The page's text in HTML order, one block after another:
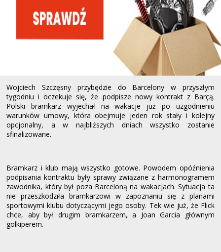
Wojciech Szczęsny przybędzie do Barcelony w przyszłym
tygodniu i oczekuje się, że podpisze nowy kontrakt z Barçą.
Polski bramkarz wyjechał na wakacje już po uzgodnieniu
warunków umowy, która obejmuje jeden rok stały i kolejny
opcjonalny, a w najbliższych dniach wszystko zostanie
sfinalizowane.
Bramkarz i klub mają wszystko gotowe. Powodem opóźnienia
podpisania kontraktu były sprawy związane z harmonogramem
zawodnika, który był poza Barceloną na wakacjach. Sytuacja ta
nie przeszkodziła bramkarzowi w zapoznaniu się z planami
sportowymi klubu dotyczącymi jego osoby. Tek wie już, że Flick
chce, aby był drugim bramkarzem, a Joan Garcia głównym
golkiperem.